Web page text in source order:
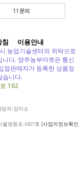
1:1 문의
침 이용안내
농업기술센터의 위탁으로
다. 양주농부마켓은 통신
점판매자가 등록한 상품정
습니다.
162
자:강미소
울영등포-1057호 [사업자정보확